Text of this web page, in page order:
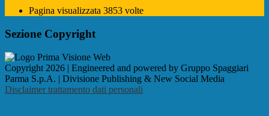
Pagina visualizzata 3853 volte
Sezione Copyright
Copyright 2026 | Engineered and powered by Gruppo Spaggiari
Parma S.p.A. | Divisione Publishing & New Social Media
Disclaimer trattamento dati personali